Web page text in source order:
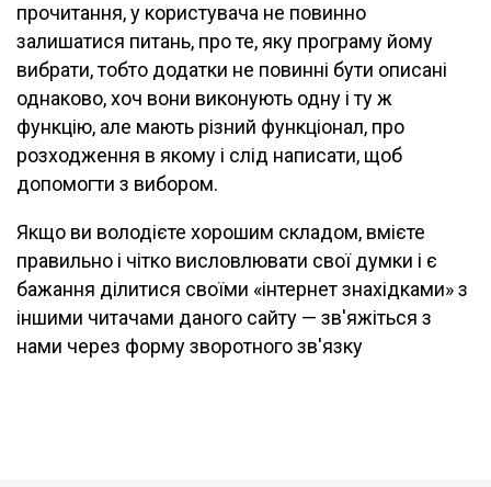
прочитання, у користувача не повинно
залишатися питань, про те, яку програму йому
вибрати, тобто додатки не повинні бути описані
однаково, хоч вони виконують одну і ту ж
функцію, але мають різний функціонал, про
розходження в якому і слід написати, щоб
допомогти з вибором.
Якщо ви володієте хорошим складом, вмієте
правильно і чітко висловлювати свої думки і є
бажання ділитися своїми «інтернет знахідками» з
іншими читачами даного сайту — зв'яжіться з
нами через форму зворотного зв'язку